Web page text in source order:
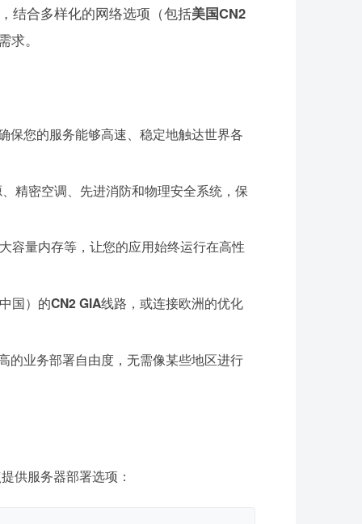
结合多样化的网络选项（包括美国CN2
。
保您的服务能够高速、稳定地触达世界各
精密空调、先进消防和物理安全系统，保
容量内存等，让您的应用始终运行在高性
国）的CN2 GIA线路，或连接欧洲的优化
的业务部署自由度，无需像某些地区进行
供服务器部署选项：